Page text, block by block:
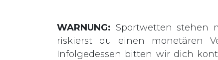
WARNUNG: Sportwetten stehen
riskierst du einen monetären
Infolgedessen bitten wir dich